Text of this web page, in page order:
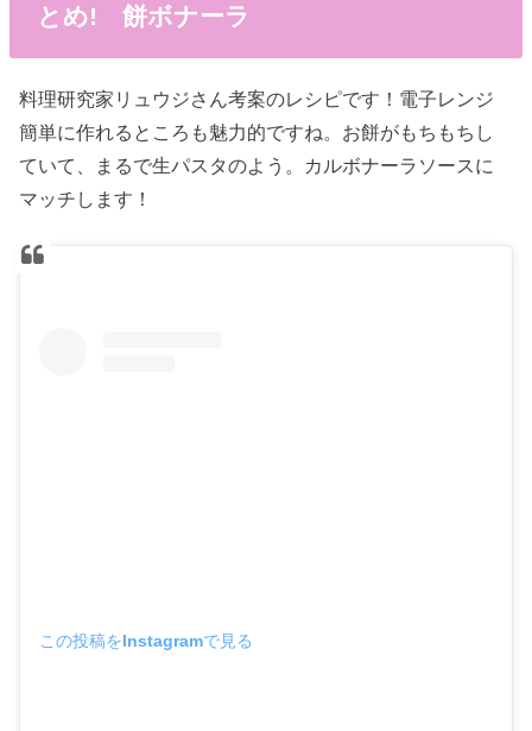
とめ! 餅ボナーラ
料理研究家リュウジさん考案のレシピです！電子レンジ
簡単に作れるところも魅力的ですね。お餅がもちもちし
ていて、まるで生パスタのよう。カルボナーラソースに
マッチします！
この投稿をInstagramで見る